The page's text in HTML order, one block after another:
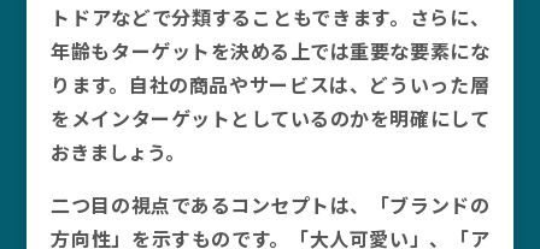
トドアなどで分類することもできます。さらに、
年齢もターゲットを決める上では重要な要素にな
ります。自社の商品やサービスは、どういった層
をメインターゲットとしているのかを明確にして
おきましょう。
二つ目の視点であるコンセプトは、「ブランドの
方向性」を示すものです。「大人可愛い」、「ア